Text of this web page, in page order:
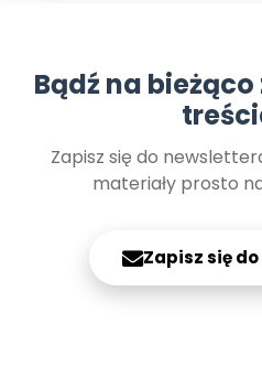
Bądź na
Zapisz się do
materiały prosto
Zapisz się